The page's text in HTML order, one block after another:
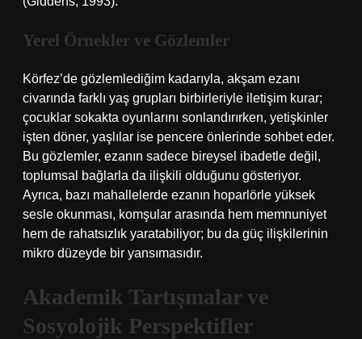
Yerel Örnekler ve Gözlemler
Körfez’de gözlemlediğim kadarıyla, akşam ezanı
civarında farklı yaş grupları birbirleriyle iletişim kurar;
çocuklar sokakta oyunlarını sonlandırırken, yetişkinler
işten döner, yaşlılar ise pencere önlerinde sohbet eder.
Bu gözlemler, ezanın sadece bireysel ibadetle değil,
toplumsal bağlarla da ilişkili olduğunu gösteriyor.
Ayrıca, bazı mahallelerde ezanın hoparlörle yüksek
sesle okunması, komşular arasında hem memnuniyet
hem de rahatsızlık yaratabiliyor; bu da güç ilişkilerinin
mikro düzeyde bir yansımasıdır.
Akademik Tartışmalar ve
Sosyolojik Perspektifler